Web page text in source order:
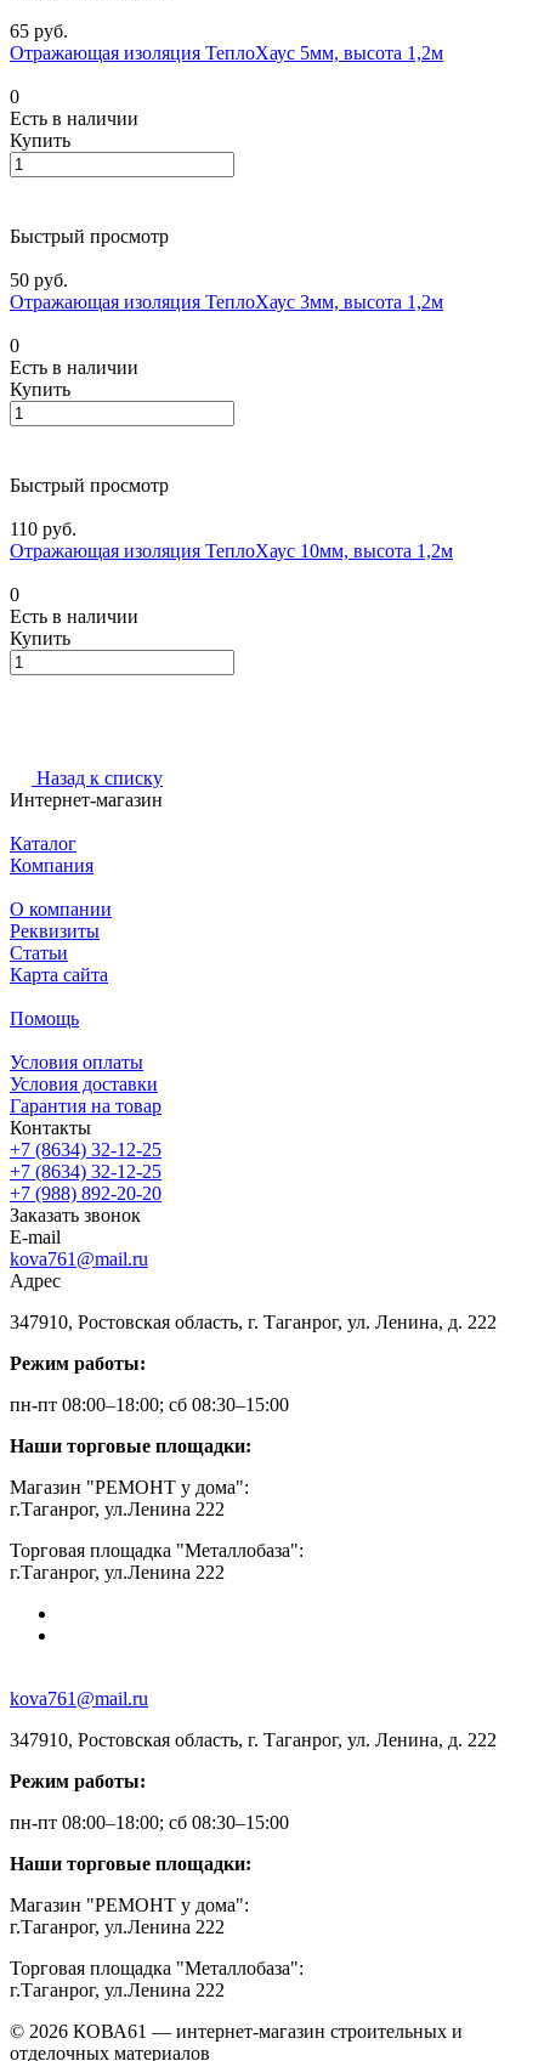
65 руб.
Отражающая изоляция ТеплоХаус 5мм, высота 1,2м
0
Есть в наличии
Купить
Быстрый просмотр
50 руб.
Отражающая изоляция ТеплоХаус 3мм, высота 1,2м
0
Есть в наличии
Купить
Быстрый просмотр
110 руб.
Отражающая изоляция ТеплоХаус 10мм, высота 1,2м
0
Есть в наличии
Купить
Назад к списку
Интернет-магазин
Каталог
Компания
О компании
Реквизиты
Статьи
Карта сайта
Помощь
Условия оплаты
Условия доставки
Гарантия на товар
Контакты
+7 (8634) 32-12-25
+7 (8634) 32-12-25
+7 (988) 892-20-20
Заказать звонок
E-mail
kova761@mail.ru
Адрес
347910, Ростовская область, г. Таганрог, ул. Ленина, д. 222
Режим работы:
пн-пт 08:00–18:00; сб 08:30–15:00
Наши торговые площадки:
Магазин "РЕМОНТ у дома":
г.Таганрог, ул.Ленина 222
Торговая площадка "Металлобаза":
г.Таганрог, ул.Ленина 222
kova761@mail.ru
347910, Ростовская область, г. Таганрог, ул. Ленина, д. 222
Режим работы:
пн-пт 08:00–18:00; сб 08:30–15:00
Наши торговые площадки:
Магазин "РЕМОНТ у дома":
г.Таганрог, ул.Ленина 222
Торговая площадка "Металлобаза":
г.Таганрог, ул.Ленина 222
© 2026 КОВА61 — интернет-магазин строительных и
отделочных материалов